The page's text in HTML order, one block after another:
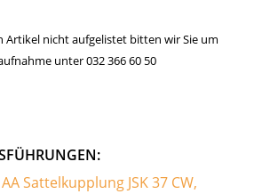
Artikel nicht aufgelistet bitten wir Sie um
unter 032 366 60 50
AA Sattelkupplung JSK 37 CW,